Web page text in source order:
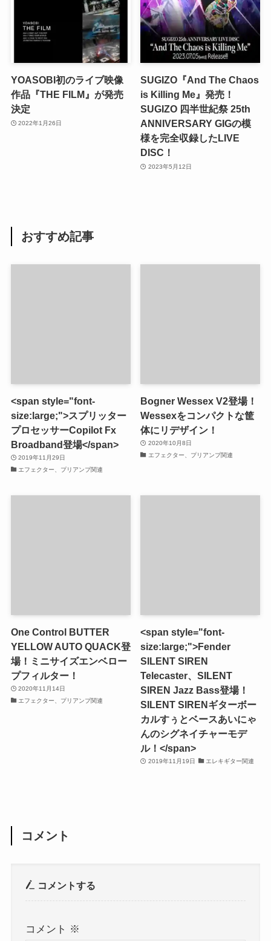
YOASOBI初のライブ映像
作品『THE FILM』が発売
決定
2022年1月26日
SUGIZO『And The Chaos
is Killing Me』発売！
SUGIZO 四半世紀祭 25th
ANNIVERSARY GIGの模
様を完全収録したLIVE
DISC！
2023年5月12日
おすすめ記事
<span style="font-
size:large;">スプリッター
プロセッサーCopilot Fx
Broadband登場</span>
2019年11月29日
エフェクター、プリアンプ関連
Bogner Wessex V2登場！
Wessexをコンパクトな筐
体にリデザイン！
2020年10月8日
エフェクター、プリアンプ関連
One Control BUTTER
YELLOW AUTO QUACK登
場！ミニサイズエンベロー
プフィルター！
2020年11月14日
エフェクター、プリアンプ関連
<span style="font-
size:large;">Fender
SILENT SIREN
Telecaster、SILENT
SIREN Jazz Bass登場！
SILENT SIRENギターボー
カルすぅとベースあいにゃ
んのシグネイチャーモデ
ル！</span>
2019年11月19日 エレキギター関連
コメント
コメントする
コメント ※